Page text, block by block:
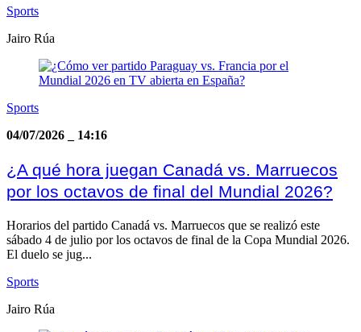
Sports
Jairo Rúa
Sports
04/07/2026
14:16
¿A qué hora juegan Canadá vs. Marruecos
por los octavos de final del Mundial 2026?
Horarios del partido Canadá vs. Marruecos que se realizó este
sábado 4 de julio por los octavos de final de la Copa Mundial 2026.
El duelo se jug...
Sports
Jairo Rúa